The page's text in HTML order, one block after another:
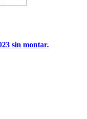
sin montar.